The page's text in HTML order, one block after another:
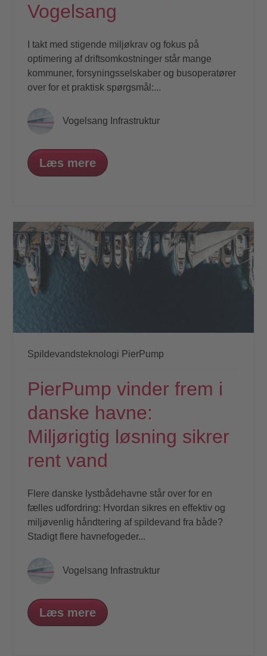
Vogelsang
I takt med stigende miljøkrav og fokus på
optimering af driftsomkostninger står mange
kommuner, forsyningsselskaber og busoperatører
over for et praktisk spørgsmål:...
Vogelsang Infrastruktur
Læs mere
Spildevandsteknologi PierPump
PierPump vinder frem i
danske havne:
Miljørigtig løsning sikrer
rent vand
Flere danske lystbådehavne står over for en
fælles udfordring: Hvordan sikres en effektiv og
miljøvenlig håndtering af spildevand fra både?
Stadigt flere havnefogeder...
Vogelsang Infrastruktur
Læs mere